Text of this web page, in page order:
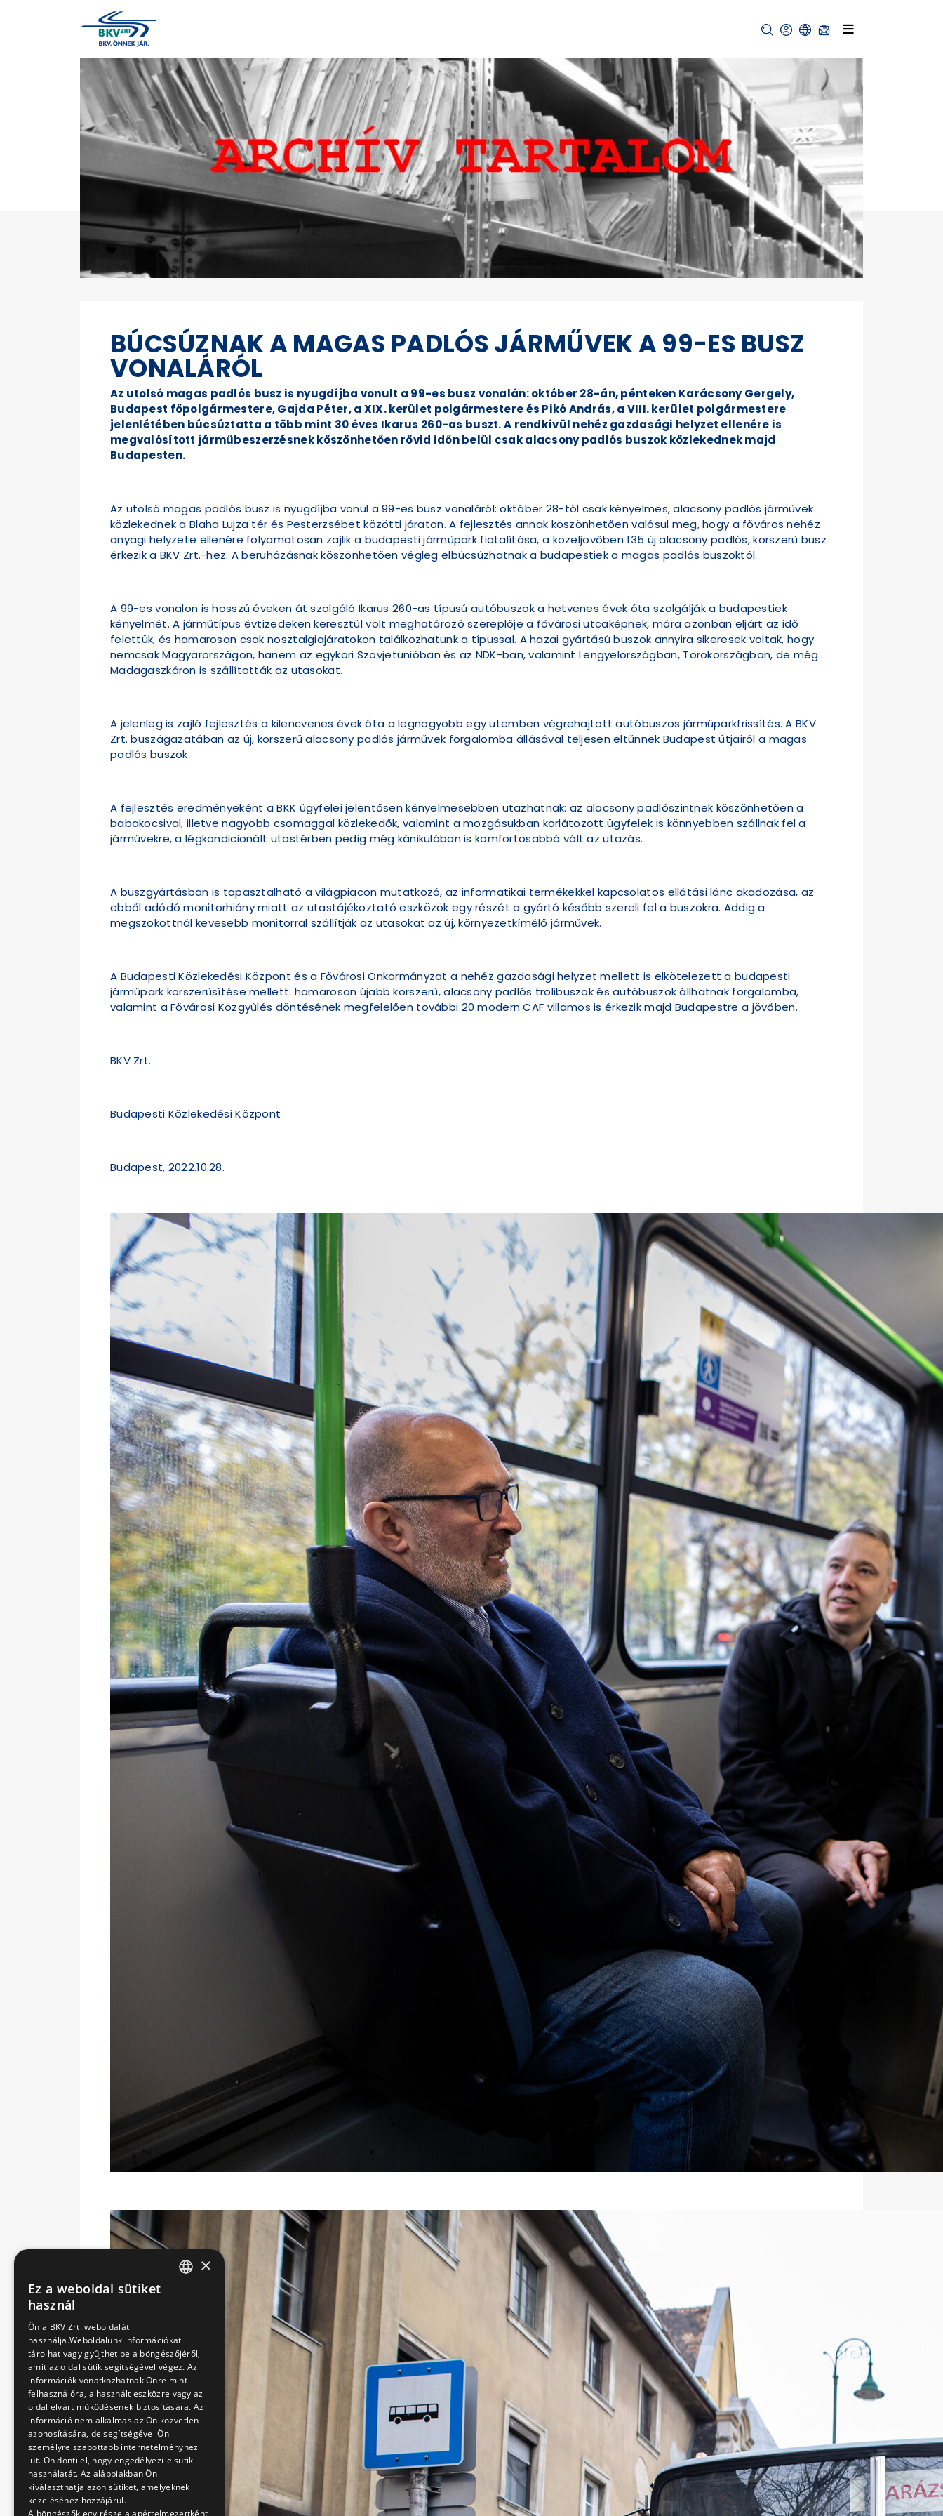
BÚCSÚZNAK A MAGAS PADLÓS JÁRMŰVEK A 99-ES BUSZ
VONALÁRÓL
Az utolsó magas padlós busz is nyugdíjba vonult a 99-es busz vonalán: október 28-án, pénteken Karácsony Gergely,
Budapest főpolgármestere, Gajda Péter, a XIX. kerület polgármestere és Pikó András, a VIII. kerület polgármestere
jelenlétében búcsúztatta a több mint 30 éves Ikarus 260-as buszt. A rendkívül nehéz gazdasági helyzet ellenére is
megvalósított járműbeszerzésnek köszönhetően rövid időn belül csak alacsony padlós buszok közlekednek majd
Budapesten.
Az utolsó magas padlós busz is nyugdíjba vonul a 99-es busz vonaláról: október 28-tól csak kényelmes, alacsony padlós járművek
közlekednek a Blaha Lujza tér és Pesterzsébet közötti járaton. A fejlesztés annak köszönhetően valósul meg, hogy a főváros nehéz
anyagi helyzete ellenére folyamatosan zajlik a budapesti járműpark fiatalítása, a közeljövőben 135 új alacsony padlós, korszerű busz
érkezik a BKV Zrt.-hez. A beruházásnak köszönhetően végleg elbúcsúzhatnak a budapestiek a magas padlós buszoktól.
A 99-es vonalon is hosszú éveken át szolgáló Ikarus 260-as típusú autóbuszok a hetvenes évek óta szolgálják a budapestiek
kényelmét. A járműtípus évtizedeken keresztül volt meghatározó szereplője a fővárosi utcaképnek, mára azonban eljárt az idő
felettük, és hamarosan csak nosztalgiajáratokon találkozhatunk a típussal. A hazai gyártású buszok annyira sikeresek voltak, hogy
nemcsak Magyarországon, hanem az egykori Szovjetunióban és az NDK-ban, valamint Lengyelországban, Törökországban, de még
Madagaszkáron is szállították az utasokat.
A jelenleg is zajló fejlesztés a kilencvenes évek óta a legnagyobb egy ütemben végrehajtott autóbuszos járműparkfrissítés. A BKV
Zrt. buszágazatában az új, korszerű alacsony padlós járművek forgalomba állásával teljesen eltűnnek Budapest útjairól a magas
padlós buszok.
A fejlesztés eredményeként a BKK ügyfelei jelentősen kényelmesebben utazhatnak: az alacsony padlószintnek köszönhetően a
babakocsival, illetve nagyobb csomaggal közlekedők, valamint a mozgásukban korlátozott ügyfelek is könnyebben szállnak fel a
járművekre, a légkondicionált utastérben pedig még kánikulában is komfortosabbá vált az utazás.
A buszgyártásban is tapasztalható a világpiacon mutatkozó, az informatikai termékekkel kapcsolatos ellátási lánc akadozása, az
ebből adódó monitorhiány miatt az utastájékoztató eszközök egy részét a gyártó később szereli fel a buszokra. Addig a
megszokottnál kevesebb monitorral szállítják az utasokat az új, környezetkímélő járművek.
A Budapesti Közlekedési Központ és a Fővárosi Önkormányzat a nehéz gazdasági helyzet mellett is elkötelezett a budapesti
járműpark korszerűsítése mellett: hamarosan újabb korszerű, alacsony padlós trolibuszok és autóbuszok állhatnak forgalomba,
valamint a Fővárosi Közgyűlés döntésének megfelelően további 20 modern CAF villamos is érkezik majd Budapestre a jövőben.
BKV Zrt.
Budapesti Közlekedési Központ
Budapest, 2022.10.28.
×
Ez a weboldal sütiket
használ
Ön a BKV Zrt. weboldalát
használja.Weboldalunk információkat
tárolhat vagy gyűjthet be a böngészőjéről,
amit az oldal sütik segítségével végez. Az
információk vonatkozhatnak Önre mint
felhasználóra, a használt eszközre vagy az
oldal elvárt működésének biztosítására. Az
információ nem alkalmas az Ön közvetlen
azonosítására, de segítségével Ön
személyre szabottabb internetélményhez
jut. Ön dönti el, hogy engedélyezi-e sütik
használatát. Az alábbiakban Ön
kiválaszthatja azon sütiket, amelyeknek
kezeléséhez hozzájárul.
A böngészők egy része alapértelmezettként